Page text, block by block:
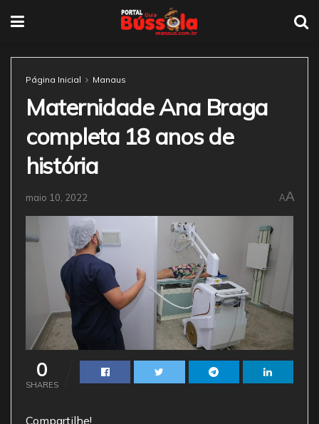
Página Inicial Manaus
Maternidade Ana Braga
completa 18 anos de
história
maio 10, 2022 AA
0
SHARES
Compartilhe!